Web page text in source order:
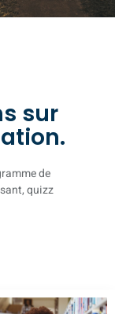
sur
de
quizz